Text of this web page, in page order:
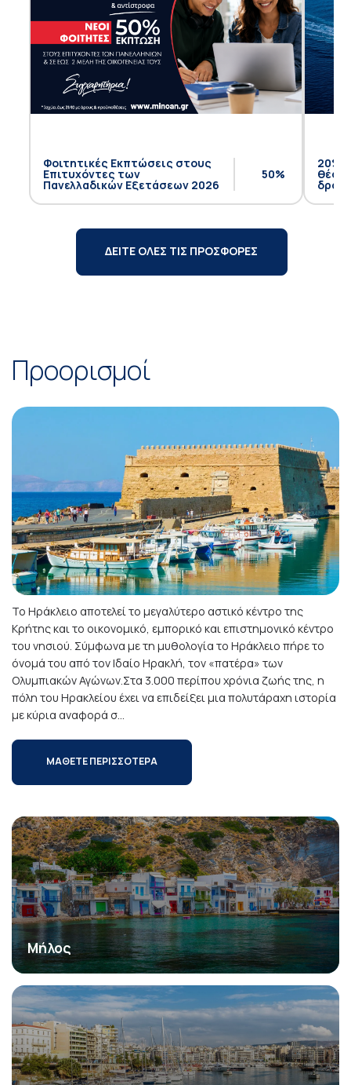
Φοιτητικές Εκπτώσεις στους
Επιτυχόντες των
Πανελλαδικών Εξετάσεων 2026
50%
20%
θέση
ΔΕΙΤΕ ΟΛΕΣ ΤΙΣ ΠΡΟΣΦΟΡΕΣ
Προορισμοί
Το Ηράκλειο αποτελεί το μεγαλύτερο αστικό κέντρο της
Κρήτης και το οικονομικό, εμπορικό και επιστημονικό κέντρο
του νησιού. Σύμφωνα με τη μυθολογία το Ηράκλειο πήρε το
όνομά του από τον Ιδαίο Ηρακλή, τον «πατέρα» των
Ολυμπιακών Αγώνων.Στα 3.000 περίπου χρόνια ζωής της, η
πόλη του Ηρακλείου έχει να επιδείξει μια πολυτάραχη ιστορία
με κύρια αναφορά σ...
ΜΑΘΕΤΕ ΠΕΡΙΣΣΟΤΕΡΑ
Μήλος